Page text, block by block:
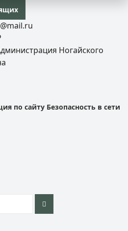
Ногайского
по сайту Безопасность в сети